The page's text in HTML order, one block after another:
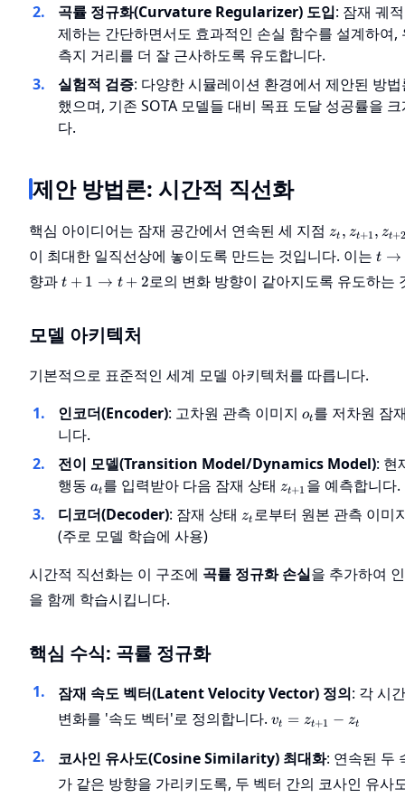
곡률 정규화(Curvature Regularizer) 도입: 잠재 궤
제하는 간단하면서도 효과적인 손실 함수를 설계하여,
측지 거리를 더 잘 근사하도록 유도합니다.
실험적 검증: 다양한 시뮬레이션 환경에서 제안된 방
했으며, 기존 SOTA 모델들 대비 목표 도달 성공률을
다.
제안 방법론: 시간적 직선화
핵심 아이디어는 잠재 공간에서 연속된 세 지점 z_t,
z_{t+1},
z_{t+2}
zt , zt+1 , zt+
이 최대한 일직선상에 놓이도록 만드는 것입니다. 이는 t
t+1
t →
향과 t+1
t + 1 → t + 2로의 변화 방향이 같아지도록 유도하는
모델 아키텍처
기본적으로 표준적인 세계 모델 아키텍처를 따릅니다.
인코더(Encoder): 고차원 관측 이미지 o_t
ot를 저차원 잠
니다.
전이 모델(Transition Model/Dynamics Model): 현
행동 a_t
at를 입력받아 다음 잠재 상태 z_{t+1}
zt+1 을 예측합니다.
디코더(Decoder): 잠재 상태 z_t
zt 로부터 원본 관측 이미
(주로 모델 학습에 사용)
시간적 직선화는 이 구조에 곡률 정규화 손실을 추가하여
을 함께 학습시킵니다.
핵심 수식: 곡률 정규화
잠재 속도 벡터(Latent Velocity Vector) 정의: 각 시
변화를 '속도 벡터'로 정의합니다. v_t =
z_{t+1}
- z_t
vt = zt+1 − zt
코사인 유사도(Cosine Similarity) 최대화: 연속된 두
가 같은 방향을 가리키도록, 두 벡터 간의 코사인 유사